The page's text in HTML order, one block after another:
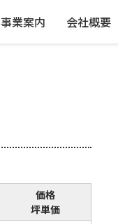
事業案内 会社概要
価格
坪単価